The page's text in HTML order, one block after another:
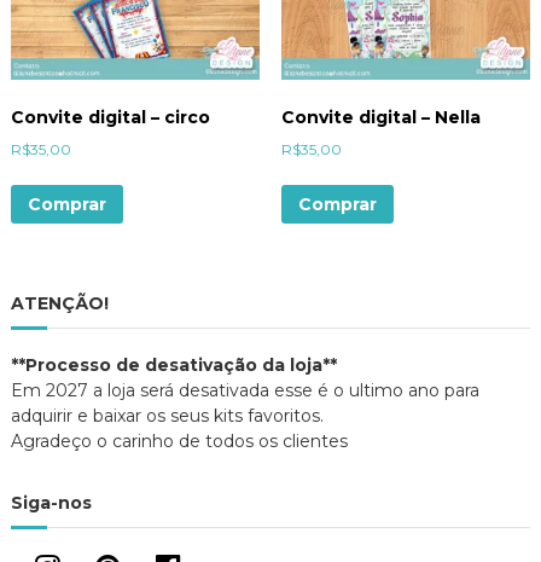
Convite digital – circo
R$35,00
Comprar
Convite digital – Nella
R$35,00
Comprar
ATENÇÃO!
**Processo de desativação da loja**
Em 2027 a loja será desativada esse é o ultimo ano para
adquirir e baixar os seus kits favoritos.
Agradeço o carinho de todos os clientes
Siga-nos